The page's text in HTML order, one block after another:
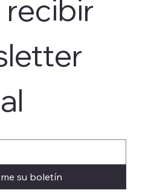
su boletín